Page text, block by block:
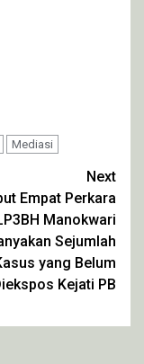
Mediasi
Next
Empat Perkara
Manokwari
Sejumlah
yang Belum
Kejati PB